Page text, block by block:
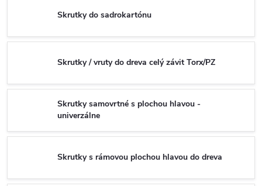
Skrutky do sadrokartónu
Skrutky / vruty do dreva celý závit Torx/PZ
Skrutky samovrtné s plochou hlavou -
univerzálne
Skrutky s rámovou plochou hlavou do dreva